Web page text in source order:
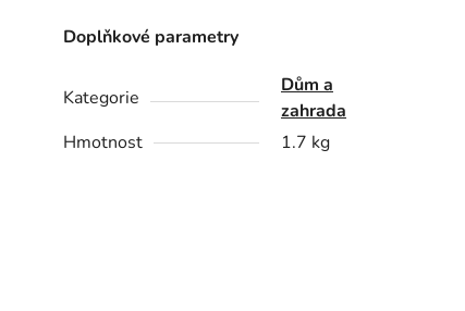
Doplňkové parametry
Kategorie
Dům a
zahrada
Hmotnost
1.7 kg